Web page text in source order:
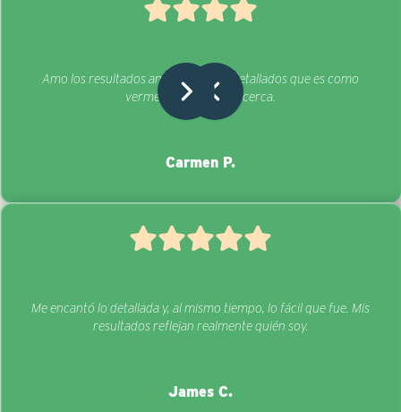
Amo los resultados ampliados. Tan detallados que es como
verme a mí misma de cerca.
Carmen P.
Me encantó lo detallada y, al mismo tiempo, lo fácil que fue. Mis
resultados reflejan realmente quién soy.
James C.